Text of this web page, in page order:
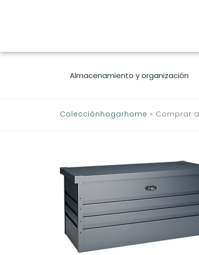
Almacenamiento y organización
Colecciónhogarhome » Comprar